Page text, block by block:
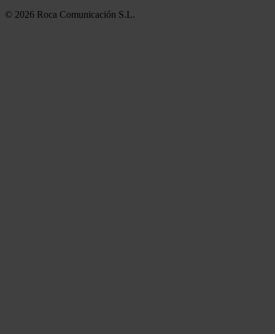
© 2026 Roca Comunicación S.L.